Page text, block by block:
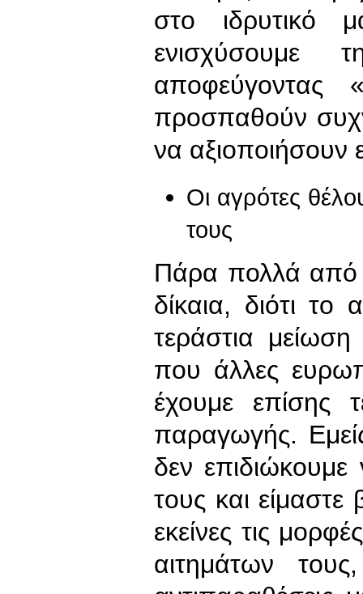
στο ιδρυτικό
ενισχύσουμε
αποφεύγοντας
προσπαθούν
να αξιοποιήσουν
Οι αγρότες
τους
Πάρα πολλά από
δίκαια, διότι το
τεράστια
που άλλες
έχουμε επίσης
παραγωγής.
δεν
τους και είμαστε
εκείνες τις
αιτημάτων